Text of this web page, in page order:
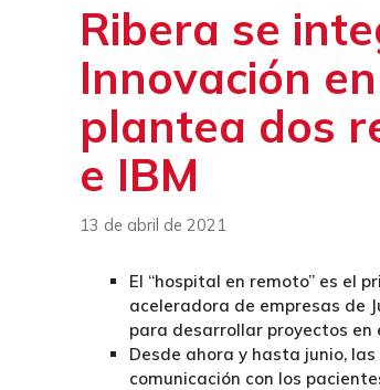
Ribera se
Innovación
plantea dos
e IBM
13 de abril de 2021
El “hospital en remoto” es el
aceleradora de empresas de
para desarrollar proyectos en
Desde ahora y hasta junio,
comunicación con los